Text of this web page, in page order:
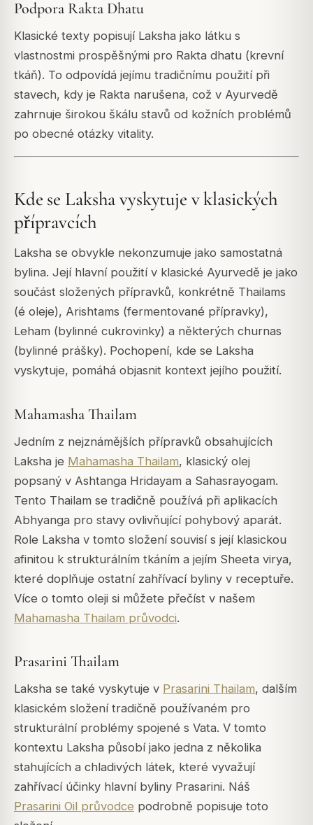
Podpora Rakta Dhatu
Klasické texty popisují Laksha jako látku s
vlastnostmi prospěšnými pro Rakta dhatu (krevní
tkáň). To odpovídá jejímu tradičnímu použití při
stavech, kdy je Rakta narušena, což v Ayurvedě
zahrnuje širokou škálu stavů od kožních problémů
po obecné otázky vitality.
Kde se Laksha vyskytuje v klasických
přípravcích
Laksha se obvykle nekonzumuje jako samostatná
bylina. Její hlavní použití v klasické Ayurvedě je jako
součást složených přípravků, konkrétně Thailams
(é oleje), Arishtams (fermentované přípravky),
Leham (bylinné cukrovinky) a některých churnas
(bylinné prášky). Pochopení, kde se Laksha
vyskytuje, pomáhá objasnit kontext jejího použití.
Mahamasha Thailam
Jedním z nejznámějších přípravků obsahujících
Laksha je Mahamasha Thailam, klasický olej
popsaný v Ashtanga Hridayam a Sahasrayogam.
Tento Thailam se tradičně používá při aplikacích
Abhyanga pro stavy ovlivňující pohybový aparát.
Role Laksha v tomto složení souvisí s její klasickou
afinitou k strukturálním tkáním a jejím Sheeta virya,
které doplňuje ostatní zahřívací byliny v receptuře.
Více o tomto oleji si můžete přečíst v našem
Mahamasha Thailam průvodci.
Prasarini Thailam
Laksha se také vyskytuje v Prasarini Thailam, dalším
klasickém složení tradičně používaném pro
strukturální problémy spojené s Vata. V tomto
kontextu Laksha působí jako jedna z několika
stahujících a chladivých látek, které vyvažují
zahřívací účinky hlavní byliny Prasarini. Náš
Prasarini Oil průvodce podrobně popisuje toto